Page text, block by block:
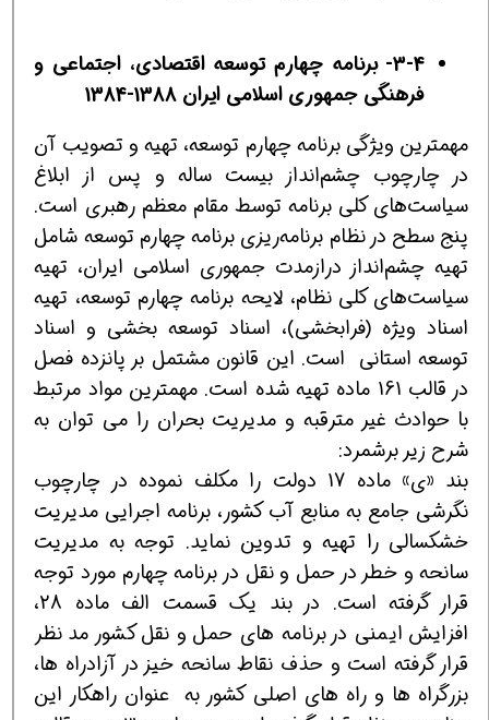
3-4- برنامه چهارم توسعه اقتصادی، اجتماعی و
فرهنگی جمهوری اسلامی ایران 1388-1384
مهمترین ویژگی‌ برنامه چهارم توسعه، تهیه و تصویب آن
در چارچوب چشم‌انداز بیست ساله و پس از ابلاغ
سیاست‌های کلی برنامه توسط مقام معظم رهبری است.
پنج سطح در نظام برنامه‌ریزی برنامه چهارم توسعه شامل
تهیه چشم‌انداز درازمدت جمهوری اسلامی ایران، تهیه
سیاست‌های کلی نظام، لایحه برنامه چهارم توسعه، تهیه
اسناد ویژه (فرابخشی)، اسناد توسعه بخشی و اسناد
توسعه استانی است. این قانون مشتمل بر پانزده فصل
در قالب 161 ماده تهیه شده است. مهمترین مواد مرتبط
با حوادث غیر مترقبه و مدیریت بحران را می توان به
شرح زیر برشمرد:
بند «ی» ماده 17 دولت را مكلف نموده در چارچوب
نگرشی جامع به منابع آب كشور، برنامه اجرایی مدیریت
خشكسالی را تهیه و تدوین نماید. توجه به مدیریت
سانحه و خطر در حمل و نقل در برنامه چهارم مورد توجه
قرار گرفته است. در بند یك قسمت الف ماده 28،
افزایش ایمنی در برنامه های حمل و نقل كشور مد نظر
قرار گرفته است و حذف نقاط سانحه خیز در آزادراه ها،
بزرگراه ها و راه های اصلی كشور به عنوان راهكار این